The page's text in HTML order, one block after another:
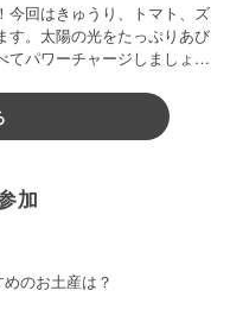
今回はきゅうり、トマト、ズ
す。太陽の光をたっぷりあび
てパワーチャージしましょう
加
のお土産は？